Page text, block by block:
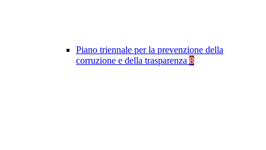
Piano triennale per la prevenzione della
corruzione e della trasparenza 8